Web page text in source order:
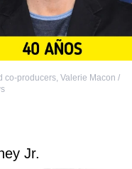
co-producers, Valerie Macon /
Jr.